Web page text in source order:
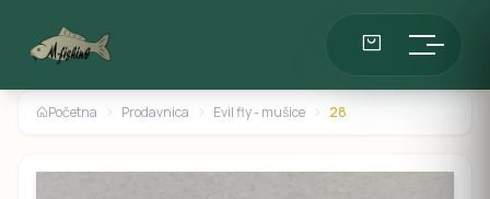
Početna Prodavnica Evil fly - mušice 28